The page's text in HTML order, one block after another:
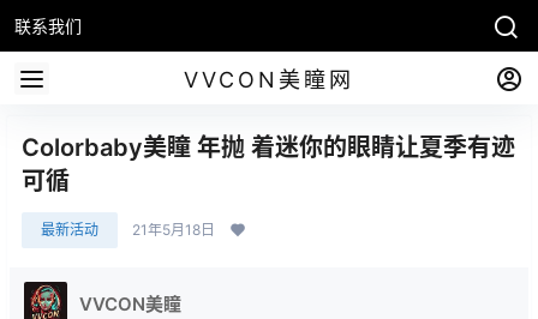
联系我们
VVCON美瞳网
Colorbaby美瞳 年抛 着迷你的眼睛让夏季有迹
可循
最新活动 21年5月18日
VVCON美瞳